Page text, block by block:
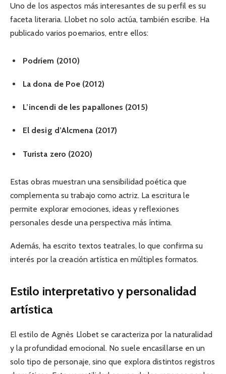
Uno de los aspectos más interesantes de su perfil es su
faceta literaria. Llobet no solo actúa, también escribe. Ha
publicado varios poemarios, entre ellos:
Podríem (2010)
La dona de Poe (2012)
L’incendi de les papallones (2015)
El desig d’Alcmena (2017)
Turista zero (2020)
Estas obras muestran una sensibilidad poética que
complementa su trabajo como actriz. La escritura le
permite explorar emociones, ideas y reflexiones
personales desde una perspectiva más íntima.
Además, ha escrito textos teatrales, lo que confirma su
interés por la creación artística en múltiples formatos.
Estilo interpretativo y personalidad
artística
El estilo de Agnès Llobet se caracteriza por la naturalidad
y la profundidad emocional. No suele encasillarse en un
solo tipo de personaje, sino que explora distintos registros